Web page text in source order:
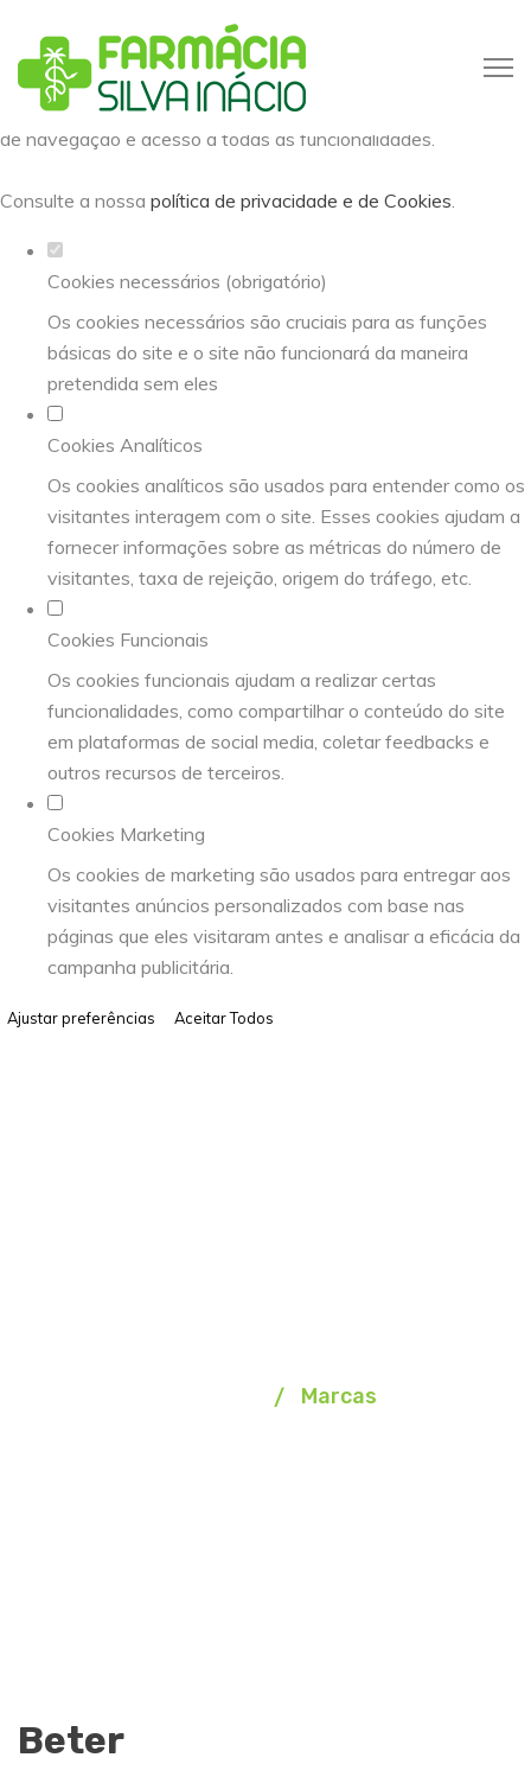
Defina as suas preferências de
cookies para este website.
Este website utiliza cookies estritamente necessários,
analíticos e funcionais, para lhe oferecer uma boa experiência
de navegação e acesso a todas as funcionalidades.
Consulte a nossa política de privacidade e de Cookies.
Cookies necessários (obrigatório)
Os cookies necessários são cruciais para as funções
básicas do site e o site não funcionará da maneira
pretendida sem eles
Cookies Analíticos
Os cookies analíticos são usados para entender como os
visitantes interagem com o site. Esses cookies ajudam a
fornecer informações sobre as métricas do número de
visitantes, taxa de rejeição, origem do tráfego, etc.
Cookies Funcionais
Os cookies funcionais ajudam a realizar certas
funcionalidades, como compartilhar o conteúdo do site
em plataformas de social media, coletar feedbacks e
outros recursos de terceiros.
Cookies Marketing
Os cookies de marketing são usados para entregar aos
visitantes anúncios personalizados com base nas
páginas que eles visitaram antes e analisar a eficácia da
campanha publicitária.
Ajustar preferências Aceitar Todos
Marcas
Beter